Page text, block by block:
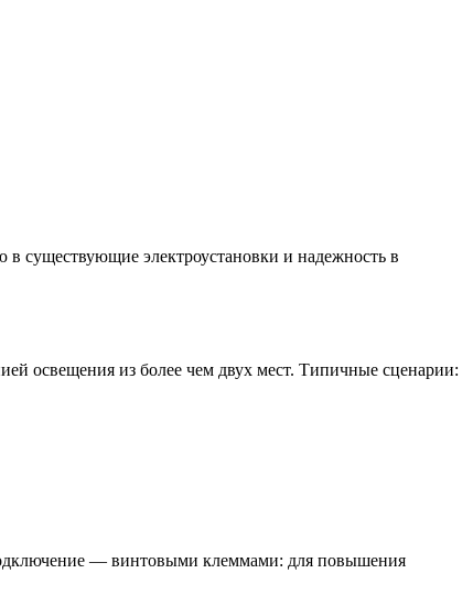
существующие электроустановки и надежность в
освещения из более чем двух мест. Типичные сценарии:
— винтовыми клеммами: для повышения